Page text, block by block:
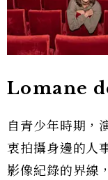
Lomane
自青少年時期
衷拍攝身邊的人
影像紀錄的界線